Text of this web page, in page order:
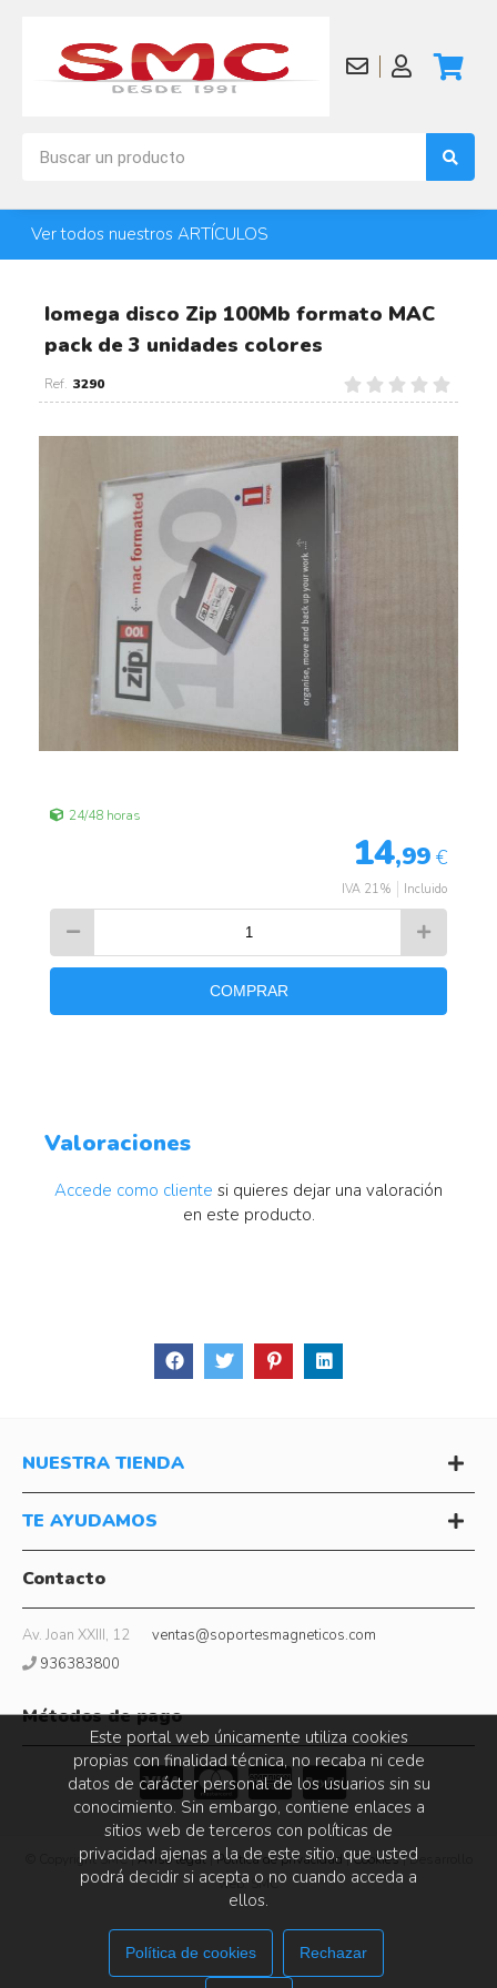
Ver todos nuestros ARTÍCULOS
Iomega disco Zip 100Mb formato MAC
pack de 3 unidades colores
3290
24/48 horas
14,99 €
IVA 21% Incluido
COMPRAR
Valoraciones
Accede como cliente si quieres dejar una valoración
en este producto.
NUESTRA TIENDA
TE AYUDAMOS
Contacto
Av. Joan XXIII, 12
ventas@soportesmagneticos.com
936383800
Métodos de pago
© Copyright SMC |Aviso legal|Política de privacidad|Cookies| Desarrollo
web: SMC
Este portal web únicamente utiliza cookies
propias con finalidad técnica, no recaba ni cede
datos de carácter personal de los usuarios sin su
conocimiento. Sin embargo, contiene enlaces a
sitios web de terceros con políticas de
privacidad ajenas a la de este sitio, que usted
podrá decidir si acepta o no cuando acceda a
ellos.
Política de cookies Rechazar